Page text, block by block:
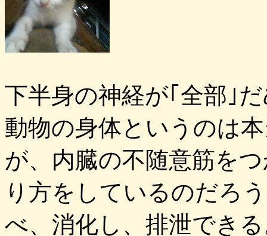
下半身の神経が｢全部｣
動物の身体というのは
が、内臓の不随意筋を
り方をしているのだろ
べ、消化し、排泄でき